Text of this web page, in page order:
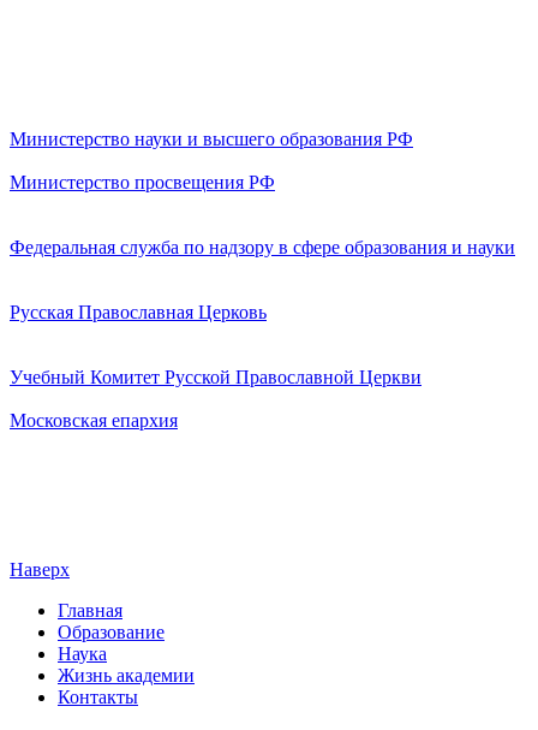
Министерство науки и высшего образования РФ
Министерство просвещения РФ
Федеральная служба по надзору в сфере образования и науки
Русская Православная Церковь
Учебный Комитет Русской Православной Церкви
Московская епархия
Наверх
Главная
Образование
Наука
Жизнь академии
Контакты